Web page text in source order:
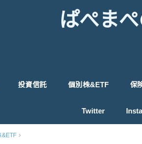
ぱぺま
投資信託
世界株式投信&バランス投信
個別株&ETF
ETF
米国個別株
英国株
日本個別株
保
Twitter
&ETF